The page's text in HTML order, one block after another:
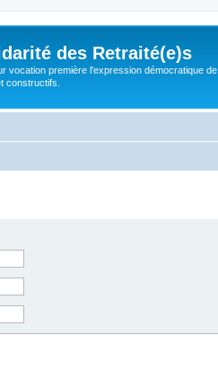
des Retraité(e)s
vocation première l'expression démocratique de
constructifs.